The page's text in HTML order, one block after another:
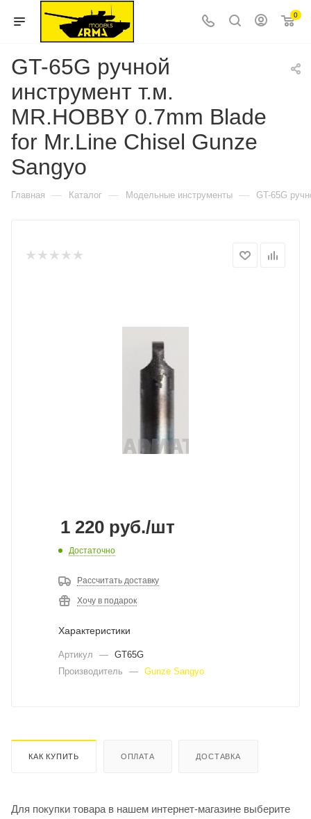
0
GT-65G ручной
инструмент т.м.
MR.HOBBY 0.7mm Blade
for Mr.Line Chisel Gunze
Sangyo
Главная — Каталог — Модельные инструменты — GT-65G
1 220 руб./шт
Достаточно
Рассчитать доставку
Хочу в подарок
Характеристики
Артикул — GT65G
Производитель
— Gunze Sangyo
КАК КУПИТЬ ОПЛАТА ДОСТАВКА
Для покупки товара в нашем интернет-магазине выберите